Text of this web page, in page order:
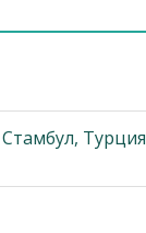
Стамбул, Турция